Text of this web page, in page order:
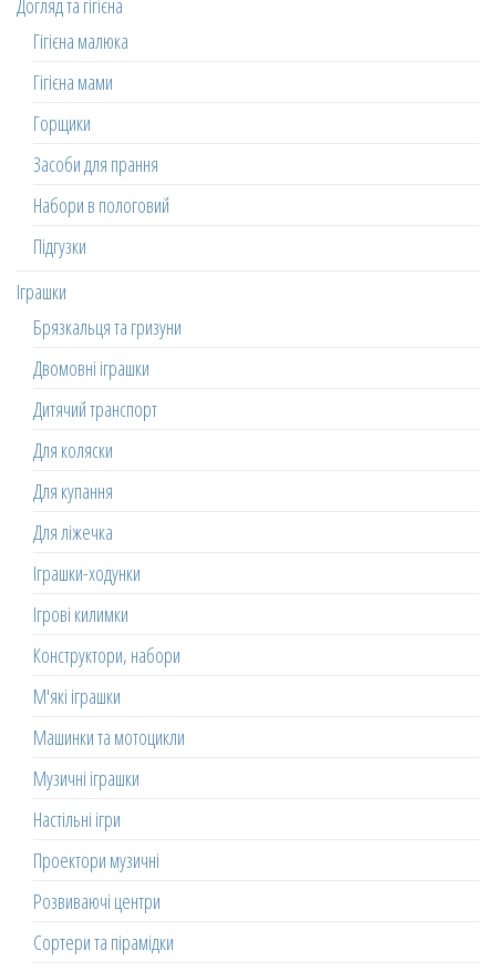
Догляд та гігієна
Гігієна малюка
Гігієна мами
Горщики
Засоби для прання
Набори в пологовий
Підгузки
Іграшки
Брязкальця та гризуни
Двомовні іграшки
Дитячий транспорт
Для коляски
Для купання
Для ліжечка
Іграшки-ходунки
Ігрові килимки
Конструктори, набори
М'які іграшки
Машинки та мотоцикли
Музичні іграшки
Настільні ігри
Проектори музичні
Розвиваючі центри
Сортери та пірамідки